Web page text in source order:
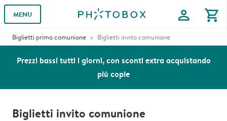
MENU profile shopping_cart
Biglietti prima comunione Biglietti invito comunione
Prezzi bassi tutti i giorni, con sconti extra acquistando
più copie
Biglietti invito comunione